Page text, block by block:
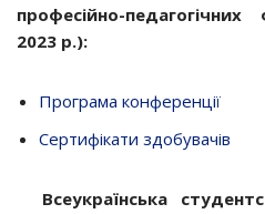
професійно-
2023 р.):
Програма конференції
Сертифікати здобувачів
Всеукраїнська